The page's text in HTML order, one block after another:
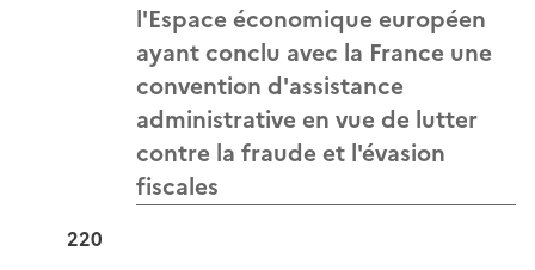
l'Espace économique européen
ayant conclu avec la France une
convention d'assistance
administrative en vue de lutter
contre la fraude et l'évasion
fiscales
220